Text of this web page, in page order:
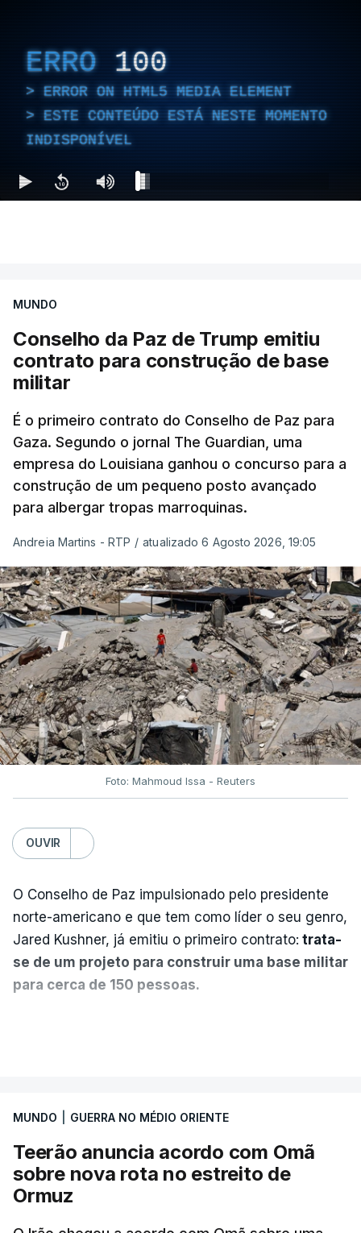
ERRO 100
ERROR ON HTML5 MEDIA ELEMENT
ESTE CONTEÚDO ESTÁ NESTE MOMENTO
INDISPONÍVEL
MUNDO
Conselho da Paz de Trump emitiu
contrato para construção de base
militar
É o primeiro contrato do Conselho de Paz para
Gaza. Segundo o jornal The Guardian, uma
empresa do Louisiana ganhou o concurso para a
construção de um pequeno posto avançado
para albergar tropas marroquinas.
Andreia Martins - RTP / atualizado 6 Agosto 2026, 19:05
Foto: Mahmoud Issa - Reuters
OUVIR
O Conselho de Paz impulsionado pelo presidente
norte-americano e que tem como líder o seu genro,
Jared Kushner, já emitiu o primeiro contrato: trata-
se de um projeto para construir uma base militar
para cerca de 150 pessoas.
que já colaborou com a Administração norte-
americana em projetos no Médio Oriente,
nomeadamente no Iraque.
MUNDO GUERRA NO MÉDIO ORIENTE
Teerão anuncia acordo com Omã
sobre nova rota no estreito de
Ormuz